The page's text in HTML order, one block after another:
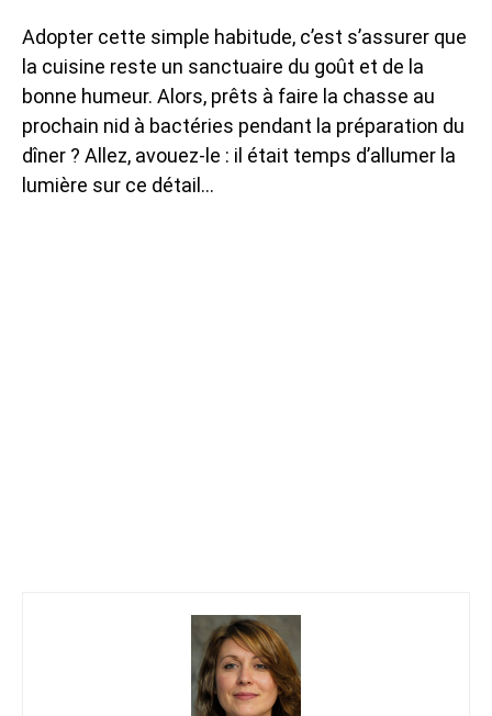
Adopter cette simple habitude, c’est s’assurer que
la cuisine reste un sanctuaire du goût et de la
bonne humeur. Alors, prêts à faire la chasse au
prochain nid à bactéries pendant la préparation du
dîner ? Allez, avouez-le : il était temps d’allumer la
lumière sur ce détail…